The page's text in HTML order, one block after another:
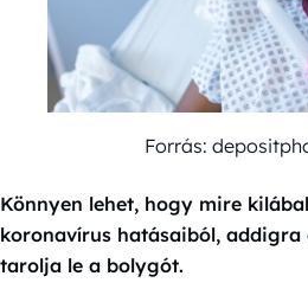
Forrás:
Könnyen lehet, hogy mire
koronavírus hatásaiból,
tarolja le a bolygót.